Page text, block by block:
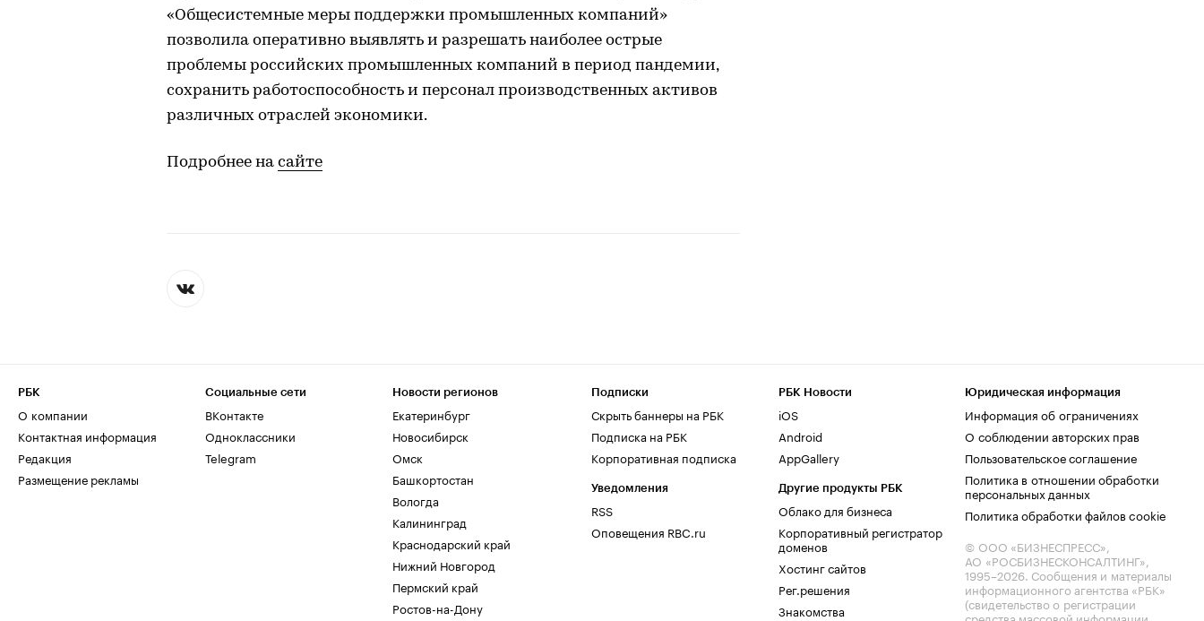
«Общесистемные меры поддержки промышленных компаний»
позволила оперативно выявлять и разрешать наиболее острые
проблемы российских промышленных компаний в период пандемии,
сохранить работоспособность и персонал производственных активов
различных отраслей экономики.
Подробнее на сайте
РБК
О компании
Контактная информация
Редакция
Размещение рекламы
Социальные сети
ВКонтакте
Одноклассники
Telegram
Новости регионов
Екатеринбург
Новосибирск
Омск
Башкортостан
Вологда
Калининград
Краснодарский край
Нижний Новгород
Пермский край
Ростов-на-Дону
Подписки
Скрыть баннеры на РБК
Подписка на РБК
Корпоративная подписка
Уведомления
RSS
Оповещения RBC.ru
РБК Новости
iOS
Android
AppGallery
Другие продукты РБК
Облако для бизнеса
Корпоративный регистратор
доменов
Хостинг сайтов
Рег.решения
Знакомства
Юридическая информация
Информация об ограничениях
О соблюдении авторских прав
Пользовательское соглашение
Политика в отношении обработки
персональных данных
Политика обработки файлов cookie
© ООО «БИЗНЕСПРЕСС»,
АО «РОСБИЗНЕСКОНСАЛТИНГ»,
1995–2026. Сообщения и материалы
информационного агентства «РБК»
(свидетельство о регистрации
средства массовой информации